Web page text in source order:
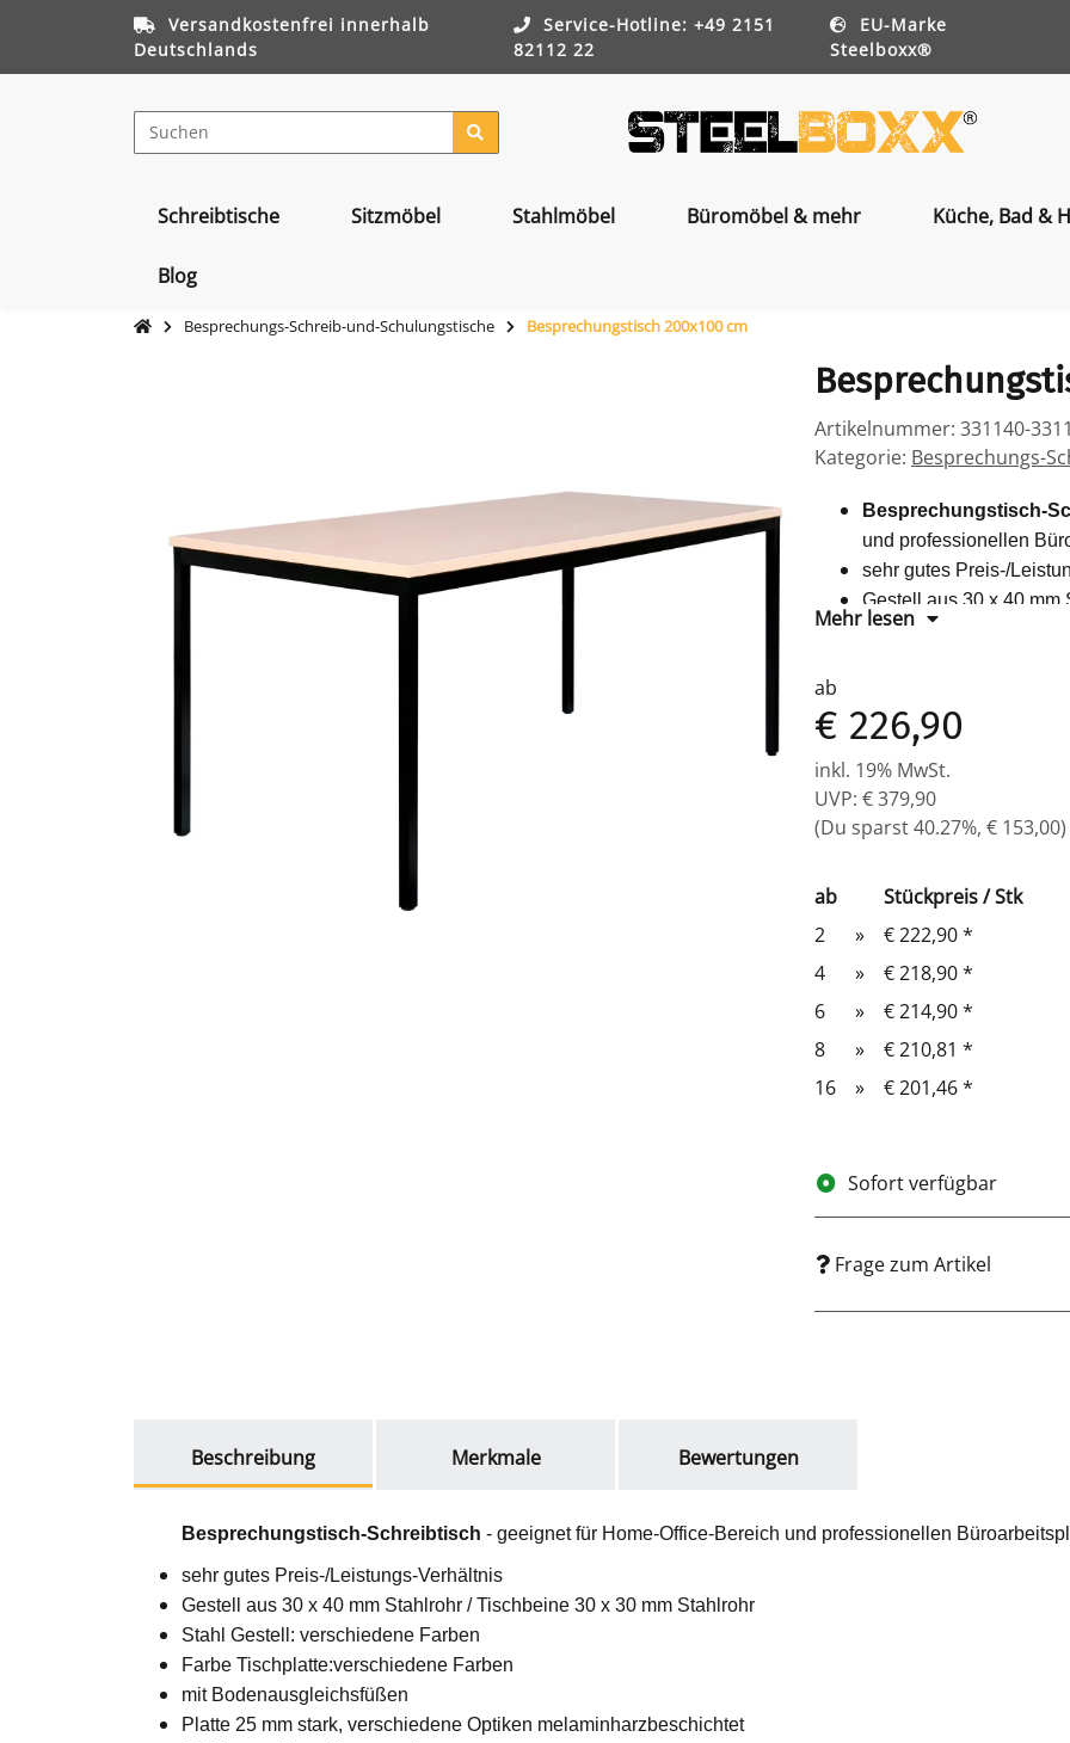
Versandkostenfrei innerhalb
Deutschlands
Service-Hotline: +49 2151
82112 22
EU-Marke
Steelboxx®
Schreibtische Sitzmöbel Stahlmöbel Büromöbel & mehr Küche, Bad &
Blog
Besprechungs-Schreib-und-Schulungstische Besprechungstisch 200x100 cm
Artikelnummer: 331140-
Kategorie: Besprechungs-
Besprechungstisch-
und professionellen
sehr gutes Preis-/
Gestell aus 30 x 40
Stahl Gestell:
Platte 25 mm stark,
GS-Zeichen
24 Monate
leichte Montage
Maße: 750 x 2000 x
Mehr lesen
ab
€ 226,90
inkl. 19% MwSt.
UVP: € 379,90
(Du sparst40.27%, € 153,00)
ab
Stückpreis / Stk
2
» € 222,90*
4
» € 218,90*
6
» € 214,90*
8
» € 210,81 *
16
» € 201,46*
Sofort verfügbar
Frage zum Artikel
Beschreibung
Merkmale Bewertungen
Besprechungstisch-Schreibtisch - geeignet für Home-Office-Bereich und professionellen
sehr gutes Preis-/Leistungs-Verhältnis
Gestell aus 30 x 40 mm Stahlrohr / Tischbeine 30 x 30 mm Stahlrohr
Stahl Gestell: verschiedene Farben
Farbe Tischplatte:verschiedene Farben
mit Bodenausgleichsfüßen
Platte 25 mm stark, verschiedene Optiken melaminharzbeschichtet